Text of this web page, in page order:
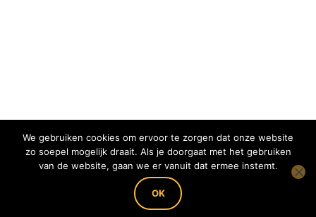
Copyright 2022 Imkerij BEEing Pure - KvK:
62728768 - BTW nummer: NL001826671B79 -
IBAN: NL88RABO0302118454
We gebruiken cookies om ervoor te zorgen dat onze website
zo soepel mogelijk draait. Als je doorgaat met het gebruiken
van de website, gaan we er vanuit dat ermee instemt.
OK